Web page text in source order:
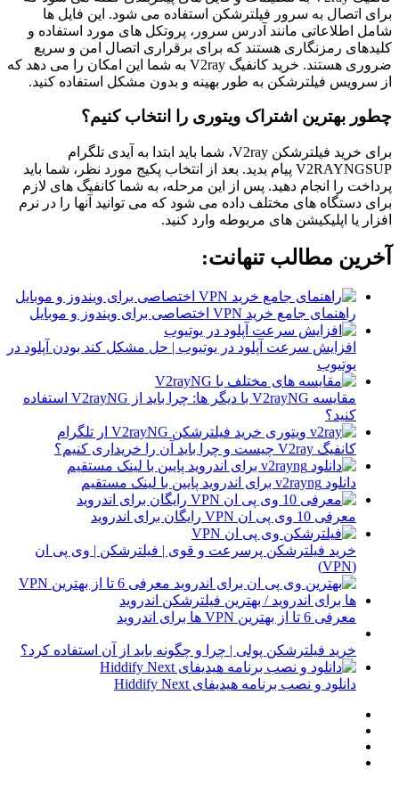
برای اتصال به سرور فیلترشکن استفاده می شود. این فایل ها
شامل اطلاعاتی مانند آدرس سرور، پروتکل های مورد استفاده و
کلیدهای رمزنگاری هستند که برای برقراری اتصال امن و سریع
ضروری هستند. خرید کانفیگ V2ray به شما این امکان را می دهد که
از سرویس فیلترشکن به طور بهینه و بدون مشکل استفاده کنید.
چطور بهترین اشتراک ویتوری را انتخاب کنیم؟
برای خرید فیلترشکن V2ray، شما باید ابتدا به آیدی تلگرام
V2RAYNGSUP پیام بدید. بعد از انتخاب پکیج مورد نظر، شما باید
پرداخت را انجام دهید. پس از این مرحله، به شما کانفیگ های لازم
برای دستگاه های مختلف داده می شود که می توانید آنها را در نرم
افزار یا اپلیکیشن های مربوطه وارد کنید.
آخرین مطالب تنهانت:
راهنمای جامع خرید VPN اختصاصی برای ویندوز و موبایل
افزایش سرعت آپلود در یوتیوب | حل مشکل کند بودن آپلود در
یوتیوب
مقایسه V2rayNG با دیگر ها: چرا باید از V2rayNG استفاده
کنید؟
کانفیگ V2ray چیست و چرا باید آن را خریداری کنیم؟
دانلود v2rayng برای اندروید پایین با لینک مستقیم
معرفی 10 وی پی ان VPN رایگان برای اندروید
خرید فیلترشکن پرسرعت و قوی | فیلترشکن | وی پی ان
(VPN)
معرفی 6 تا از بهترین VPN ها برای اندروید
خرید فیلترشکن پولی | چرا و چگونه باید از آن استفاده کرد؟
دانلود و نصب برنامه هیدیفای Hiddify Next